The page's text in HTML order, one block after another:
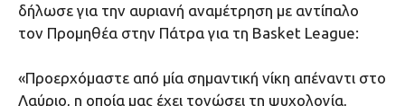
δήλωσε για την αυριανή αναμέτρηση με αντίπαλο
τον Προμηθέα στην Πάτρα για τη Basket League:
«Προερχόμαστε από μία σημαντική νίκη απέναντι στο
Λαύριο, η οποία μας έχει τονώσει τη ψυχολογία,